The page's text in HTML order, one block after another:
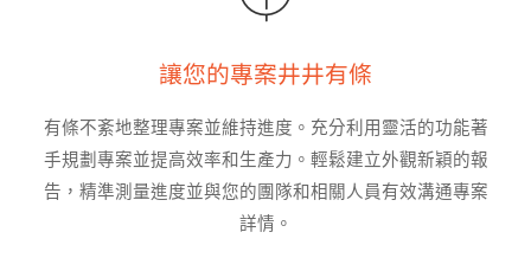
讓您的專案井井有條
有條不紊地整理專案並維持進度。充分利用靈活的功能著
手規劃專案並提高效率和生產力。輕鬆建立外觀新穎的報
告，精準測量進度並與您的團隊和相關人員有效溝通專案
詳情。